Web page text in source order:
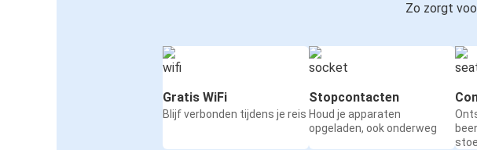
Zo zorgt
Gratis WiFi
Blijf verbonden tijdens je reis
Stopcontacten
Houd je apparaten
opgeladen, ook onderweg